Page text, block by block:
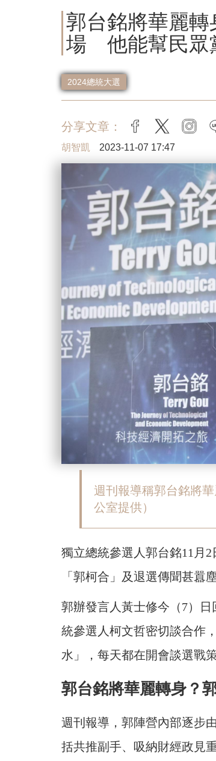
郭台銘將華麗
場 他能幫民眾
2024總統大選
分享文章： facebook
twitter
胡智凱 2023-11-07 17:47
週刊報導稱郭台銘將
公室提供）
獨立總統參選人郭台銘11月
「郭柯合」及退選傳聞甚囂塵
郭辦發言人黃士修今（7）
統參選人柯文哲密切談合作
水」，每天都在開會談選戰策
郭台銘將華麗轉身？
週刊報導，郭陣營內部逐步
括共推副手、吸納財經政見